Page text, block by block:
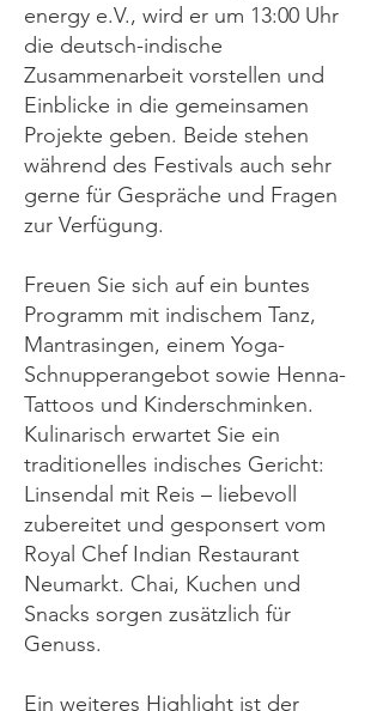
energy e.V., wird er um 13:00 Uhr
die deutsch-indische
Zusammenarbeit vorstellen und
Einblicke in die gemeinsamen
Projekte geben. Beide stehen
während des Festivals auch sehr
gerne für Gespräche und Fragen
zur Verfügung.
Freuen Sie sich auf ein buntes
Programm mit indischem Tanz,
Mantrasingen, einem Yoga-
Schnupperangebot sowie Henna-
Tattoos und Kinderschminken.
Kulinarisch erwartet Sie ein
traditionelles indisches Gericht:
Linsendal mit Reis – liebevoll
zubereitet und gesponsert vom
Royal Chef Indian Restaurant
Neumarkt. Chai, Kuchen und
Snacks sorgen zusätzlich für
Genuss.
Ein weiteres Highlight ist der